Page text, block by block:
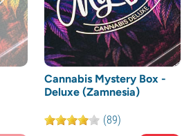
Cannabis Mystery Box -
Deluxe (Zamnesia)
(89)